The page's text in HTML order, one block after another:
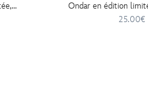
Ondar en édition
Galaxy's
25.00€